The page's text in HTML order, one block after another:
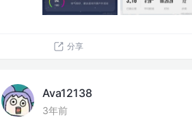
分享
Ava12138
3年前